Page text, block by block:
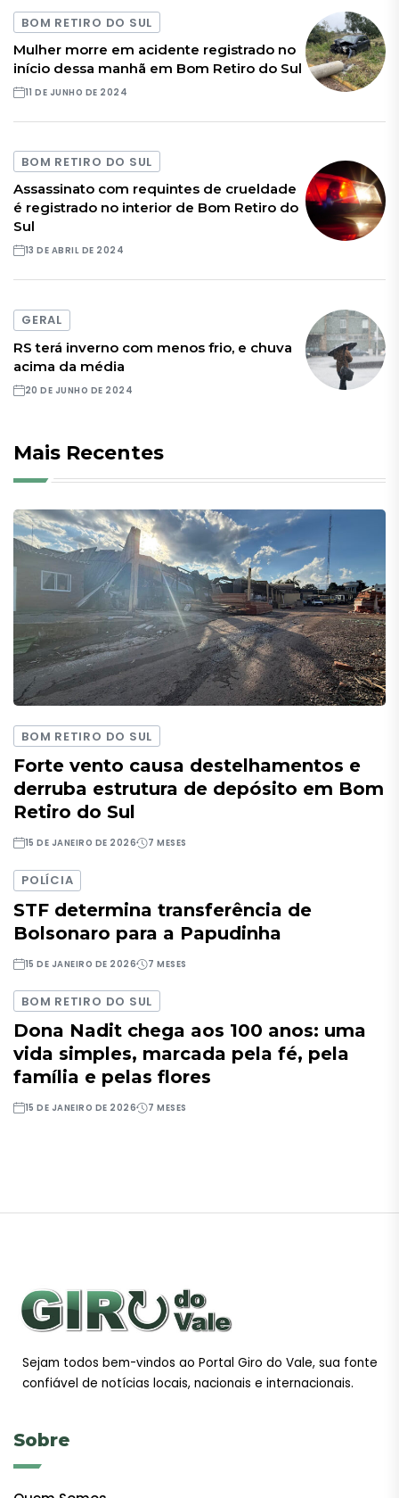
BOM RETIRO DO SUL
Mulher morre em acidente registrado no
início dessa manhã em Bom Retiro do Sul
11 DE JUNHO DE 2024
BOM RETIRO DO SUL
Assassinato com requintes de crueldade
é registrado no interior de Bom Retiro do
Sul
13 DE ABRIL DE 2024
GERAL
RS terá inverno com menos frio, e chuva
acima da média
20 DE JUNHO DE 2024
Mais Recentes
BOM RETIRO DO SUL
Forte vento causa destelhamentos e
derruba estrutura de depósito em Bom
Retiro do Sul
15 DE JANEIRO DE 2026 7 MESES
POLÍCIA
STF determina transferência de
Bolsonaro para a Papudinha
15 DE JANEIRO DE 2026 7 MESES
BOM RETIRO DO SUL
Dona Nadit chega aos 100 anos: uma
vida simples, marcada pela fé, pela
família e pelas flores
15 DE JANEIRO DE 2026 7 MESES
Sejam todos bem-vindos ao Portal Giro do Vale, sua fonte
confiável de notícias locais, nacionais e internacionais.
Sobre